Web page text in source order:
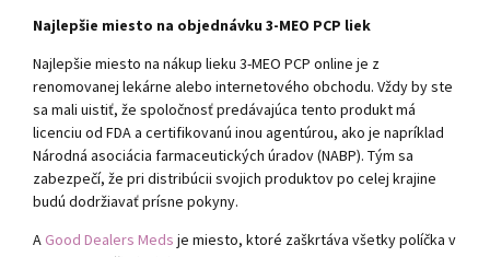
Najlepšie miesto na objednávku 3-MEO PCP liek
Najlepšie miesto na nákup lieku 3-MEO PCP online je z
renomovanej lekárne alebo internetového obchodu. Vždy by ste
sa mali uistiť, že spoločnosť predávajúca tento produkt má
licenciu od FDA a certifikovanú inou agentúrou, ako je napríklad
Národná asociácia farmaceutických úradov (NABP). Tým sa
zabezpečí, že pri distribúcii svojich produktov po celej krajine
budú dodržiavať prísne pokyny.
A Good Dealers Meds je miesto, ktoré zaškrtáva všetky políčka v